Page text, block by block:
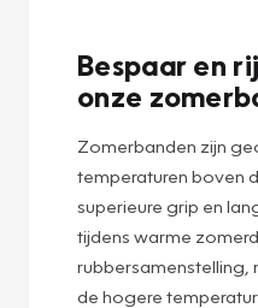
Bespaar en
onze
Zomerbanden zijn
temperaturen boven
superieure grip en
tijdens warme
de hogere